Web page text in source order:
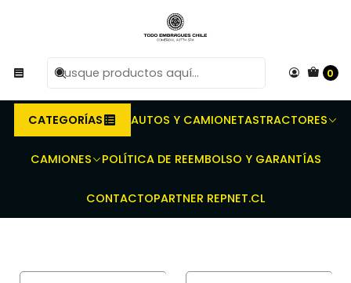
0
CATEGORÍAS AUTOS Y CAMIONETASTRACTORES
CAMIONES POLÍTICA DE REEMBOLSO Y GARANTÍAS
CONTACTOPARTNER REPNET.CL
Compra antes de las 10 AM de Lunes a Viernes y
entregaremos al transporte en un máximo de 24 hrs hábiles.
Inicio Repuestos para vehículos automotrices
Kit de Embragues
Filtros